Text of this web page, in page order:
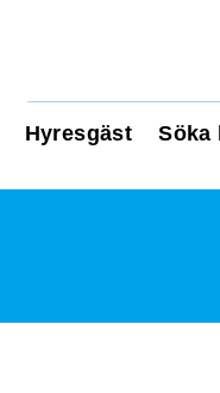
Hyresgäst Söka